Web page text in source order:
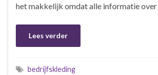
het makkelijk omdat alle informatie over
Lees verder
bedrijfskleding